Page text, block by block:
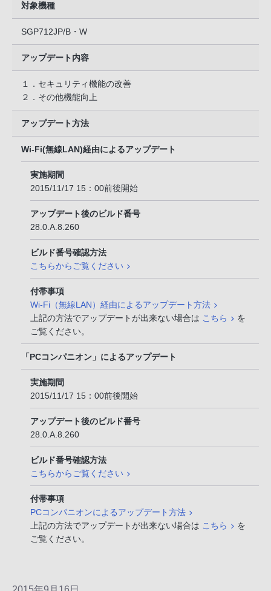
対象機種
SGP712JP/B・W
アップデート内容
１．セキュリティ機能の改善
２．その他機能向上
アップデート方法
Wi-Fi(無線LAN)経由によるアップデート
実施期間
2015/11/17 15：00前後開始
アップデート後のビルド番号
28.0.A.8.260
ビルド番号確認方法
こちらからご覧ください
付帯事項
Wi-Fi（無線LAN）経由によるアップデート方法
上記の方法でアップデートが出来ない場合は こちら
を
ご覧ください。
「PCコンパニオン」によるアップデート
実施期間
2015/11/17 15：00前後開始
アップデート後のビルド番号
28.0.A.8.260
ビルド番号確認方法
こちらからご覧ください
付帯事項
PCコンパニオンによるアップデート方法
上記の方法でアップデートが出来ない場合は こちら
を
ご覧ください。